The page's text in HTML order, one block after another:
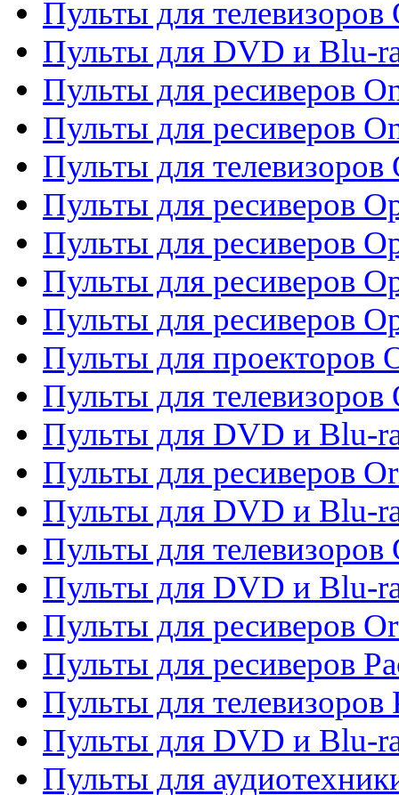
Пульты для телевизоров
Пульты для DVD и Blu-
Пульты для ресиверов
Пульты для ресиверов
Пульты для телевизоров
Пульты для ресиверов
Пульты для ресиверов
Пульты для ресиверов
Пульты для ресиверов
Пульты для проекторов
Пульты для телевизоров
Пульты для DVD и Blu-
Пульты для ресиверов
Пульты для DVD и Blu-
Пульты для телевизоров
Пульты для DVD и Blu-
Пульты для ресиверов
Пульты для ресиверов
Пульты для телевизоров
Пульты для DVD и Blu-
Пульты для